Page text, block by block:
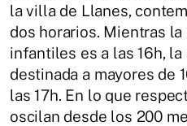
la villa de Llanes,
dos horarios. Mientras
infantiles es a las 16h,
destinada a mayores de
las 17h. En lo que
oscilan desde los 200